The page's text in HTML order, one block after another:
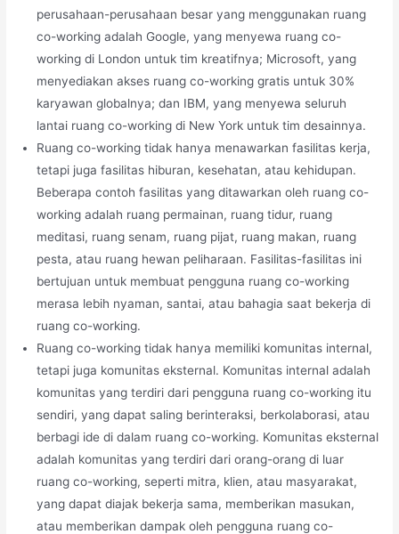
perusahaan-perusahaan besar yang menggunakan ruang
co-working adalah Google, yang menyewa ruang co-
working di London untuk tim kreatifnya; Microsoft, yang
menyediakan akses ruang co-working gratis untuk 30%
karyawan globalnya; dan IBM, yang menyewa seluruh
lantai ruang co-working di New York untuk tim desainnya.
Ruang co-working tidak hanya menawarkan fasilitas kerja,
tetapi juga fasilitas hiburan, kesehatan, atau kehidupan.
Beberapa contoh fasilitas yang ditawarkan oleh ruang co-
working adalah ruang permainan, ruang tidur, ruang
meditasi, ruang senam, ruang pijat, ruang makan, ruang
pesta, atau ruang hewan peliharaan. Fasilitas-fasilitas ini
bertujuan untuk membuat pengguna ruang co-working
merasa lebih nyaman, santai, atau bahagia saat bekerja di
ruang co-working.
Ruang co-working tidak hanya memiliki komunitas internal,
tetapi juga komunitas eksternal. Komunitas internal adalah
komunitas yang terdiri dari pengguna ruang co-working itu
sendiri, yang dapat saling berinteraksi, berkolaborasi, atau
berbagi ide di dalam ruang co-working. Komunitas eksternal
adalah komunitas yang terdiri dari orang-orang di luar
ruang co-working, seperti mitra, klien, atau masyarakat,
yang dapat diajak bekerja sama, memberikan masukan,
atau memberikan dampak oleh pengguna ruang co-